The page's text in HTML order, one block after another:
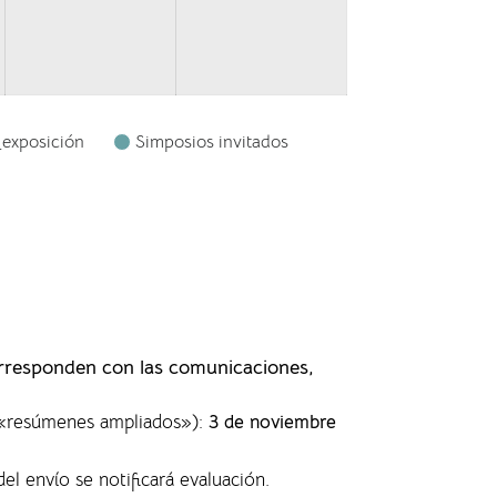
Simposios invitados
con las comunicaciones,
ampliados»): 3 de noviembre
envío se notificará evaluación.